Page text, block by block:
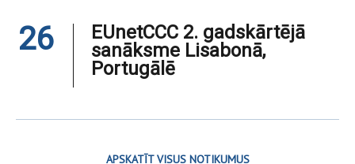
26
EUnetCCC 2. gadskārtējā
sanāksme Lisabonā,
Portugālē
APSKATĪT VISUS NOTIKUMUS